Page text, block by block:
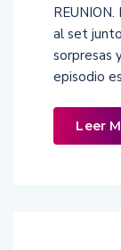
al set
sorpresas
episodio
Leer